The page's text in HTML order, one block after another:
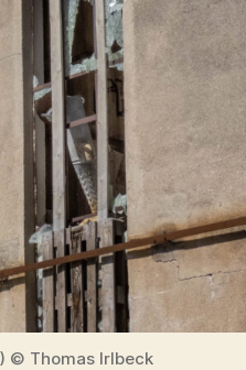
© Thomas Irlbeck